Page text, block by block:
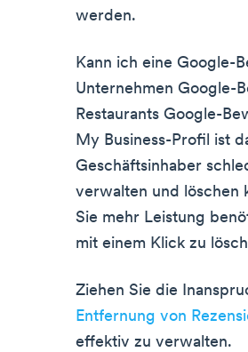
werden.
Kann ich eine Google-
Unternehmen Google-
Restaurants Google-
My Business-Profil ist
Geschäftsinhaber
verwalten und löschen
Sie mehr Leistung
mit einem Klick zu
Ziehen Sie die
Entfernung von
effektiv zu verwalten.